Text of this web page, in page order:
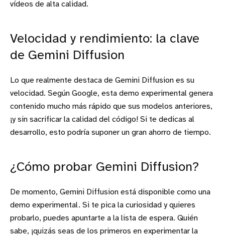
vídeos de alta calidad.
Velocidad y rendimiento: la clave
de Gemini Diffusion
Lo que realmente destaca de Gemini Diffusion es su
velocidad. Según Google, esta demo experimental genera
contenido mucho más rápido que sus modelos anteriores,
¡y sin sacrificar la calidad del código! Si te dedicas al
desarrollo, esto podría suponer un gran ahorro de tiempo.
¿Cómo probar Gemini Diffusion?
De momento, Gemini Diffusion está disponible como una
demo experimental. Si te pica la curiosidad y quieres
probarlo, puedes apuntarte a la lista de espera. Quién
sabe, ¡quizás seas de los primeros en experimentar la